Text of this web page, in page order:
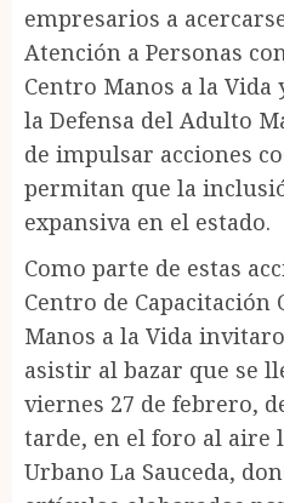
empresarios a
Atención a Personas
Centro Manos a la
la Defensa del Adulto
de impulsar acciones
permitan que la
expansiva en el estado.
Como parte de estas
Centro de Capacitación
Manos a la Vida
asistir al bazar que se
viernes 27 de febrero,
tarde, en el foro al aire
Urbano La Sauceda,